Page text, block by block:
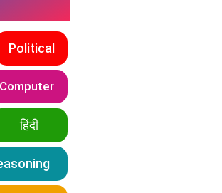
Political
Computer
हिंदी